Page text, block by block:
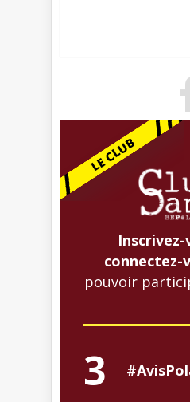
Inscrivez-
connectez-
pouvoir
3